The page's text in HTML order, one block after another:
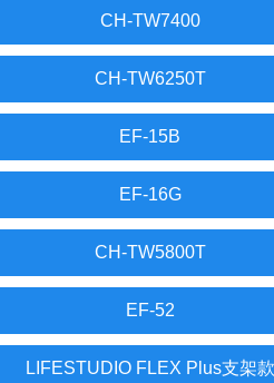
CH-TW7400
CH-TW6250T
EF-15B
EF-16G
CH-TW5800T
EF-52
LIFESTUDIO FLEX Plus支架款